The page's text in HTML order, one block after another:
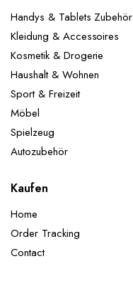
Handys & Tablets Zubehör
Kleidung & Accessoires
Kosmetik & Drogerie
Haushalt & Wohnen
Sport & Freizeit
Möbel
Spielzeug
Autozubehör
Kaufen
Home
Order Tracking
Contact